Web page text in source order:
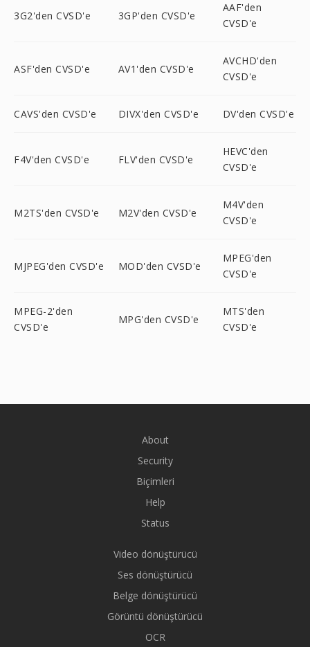
3G2'den CVSD'e 3GP'den CVSD'e
AAF'den
CVSD'e
ASF'den CVSD'e AV1'den CVSD'e
AVCHD'den
CVSD'e
CAVS'den CVSD'e DIVX'den CVSD'e DV'den CVSD'e
F4V'den CVSD'e FLV'den CVSD'e
HEVC'den
CVSD'e
M2TS'den CVSD'e M2V'den CVSD'e
M4V'den
CVSD'e
MJPEG'den CVSD'e MOD'den CVSD'e
MPEG'den
CVSD'e
MPEG-2'den
CVSD'e
MPG'den CVSD'e
MTS'den
CVSD'e
About
Security
Biçimleri
Help
Status
Video dönüştürücü
Ses dönüştürücü
Belge dönüştürücü
Görüntü dönüştürücü
OCR